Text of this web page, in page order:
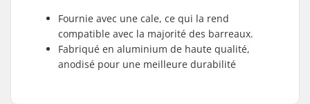
Fournie avec une cale, ce qui la rend
compatible avec la majorité des barreaux.
Fabriqué en aluminium de haute qualité,
anodisé pour une meilleure durabilité